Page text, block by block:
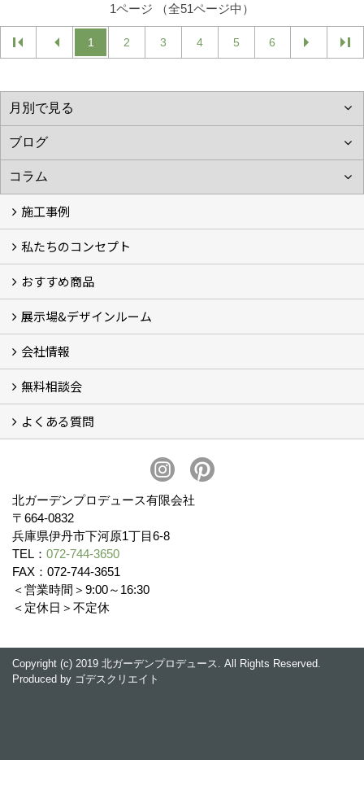
1ページ （全51ページ中）
1 2 3 4 5 6
施工事例
施工事例
お客様の声 (46)
私たちのコンセプト
コンセプト
完成までの流れ
お庭のメンテナンスについて
おすすめ商品
オリジナル帆布のサイクルポート
NEW スマートサイクルポート
おしゃれな物置 (8)
門扉 (6)
ウッドフェンス (16)
アイアンの商品 (6)
ガーデニング雑貨 (3)
ガーデン書&ガーデンアート
こだわりのオリジナル商品 一覧
おすすめの植物 (29)
箱庭ガーデン
ポット苗
展示場&デザインルーム
展示場&デザインルーム
会社情報
会社概要
スタッフ紹介 (11)
ブログ
コラム
アクセス
求人募集
無料相談会
無料相談会
よくある質問
アフターサービス・アフターメンテナンスについて (3)
北ガーデンプロデュース有限会社
〒664-0832
兵庫県伊丹市下河原1丁目6-8
TEL： 072-744-3650
FAX：072-744-3651
＜営業時間＞9:00～16:30
＜定休日＞不定休
Copyright (c) 2019 北ガーデンプロデュース. All Rights Reserved.
Produced by ゴデスクリエイト